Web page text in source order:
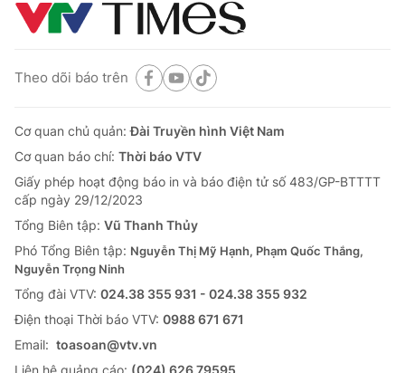
Theo dõi báo trên
Cơ quan chủ quản:Đài Truyền hình Việt Nam
Cơ quan báo chí: Thời báo VTV
Giấy phép hoạt động báo in và báo điện tử số 483/GP-BTTTT
cấp ngày 29/12/2023
Tổng Biên tập: Vũ Thanh Thủy
Phó Tổng Biên tập: Nguyễn Thị Mỹ Hạnh, Phạm Quốc Thắng,
Nguyễn Trọng Ninh
Tổng đài VTV: 024.38 355 931 - 024.38 355 932
Ðiện thoại Thời báo VTV: 0988 671 671
Email: toasoan@vtv.vn
Liên hệ quảng cáo: (024) 626 79595